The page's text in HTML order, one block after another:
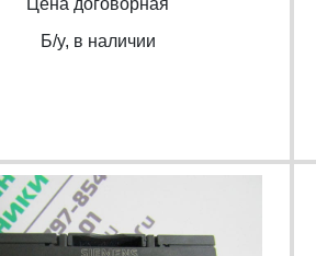
Б/y, в наличии